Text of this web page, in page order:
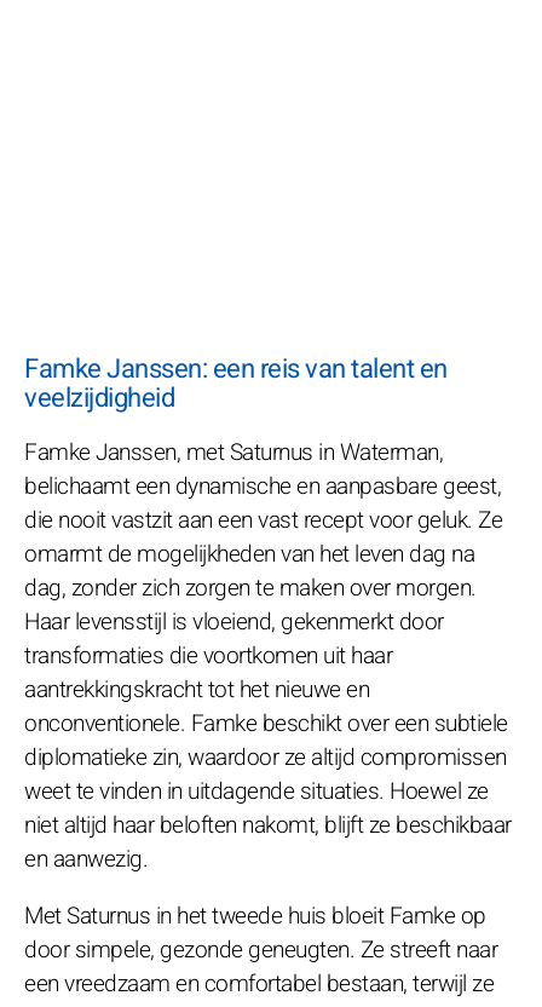
Famke Janssen: een reis van talent en
veelzijdigheid
Famke Janssen, met Saturnus in Waterman,
belichaamt een dynamische en aanpasbare geest,
die nooit vastzit aan een vast recept voor geluk. Ze
omarmt de mogelijkheden van het leven dag na
dag, zonder zich zorgen te maken over morgen.
Haar levensstijl is vloeiend, gekenmerkt door
transformaties die voortkomen uit haar
aantrekkingskracht tot het nieuwe en
onconventionele. Famke beschikt over een subtiele
diplomatieke zin, waardoor ze altijd compromissen
weet te vinden in uitdagende situaties. Hoewel ze
niet altijd haar beloften nakomt, blijft ze beschikbaar
en aanwezig.
Met Saturnus in het tweede huis bloeit Famke op
door simpele, gezonde geneugten. Ze streeft naar
een vreedzaam en comfortabel bestaan, terwijl ze